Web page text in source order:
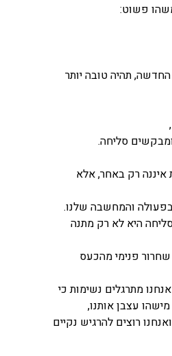
משהו פשוט:
תהיה טובה יותר
סליחה.
רק באחר, אלא
והמחשבה שלנו.
היא לא רק מתנה
פנימי מהכעס
מתרגלים נשימות כי
עצבן אותנו,
רוצים להרגיש נקיים